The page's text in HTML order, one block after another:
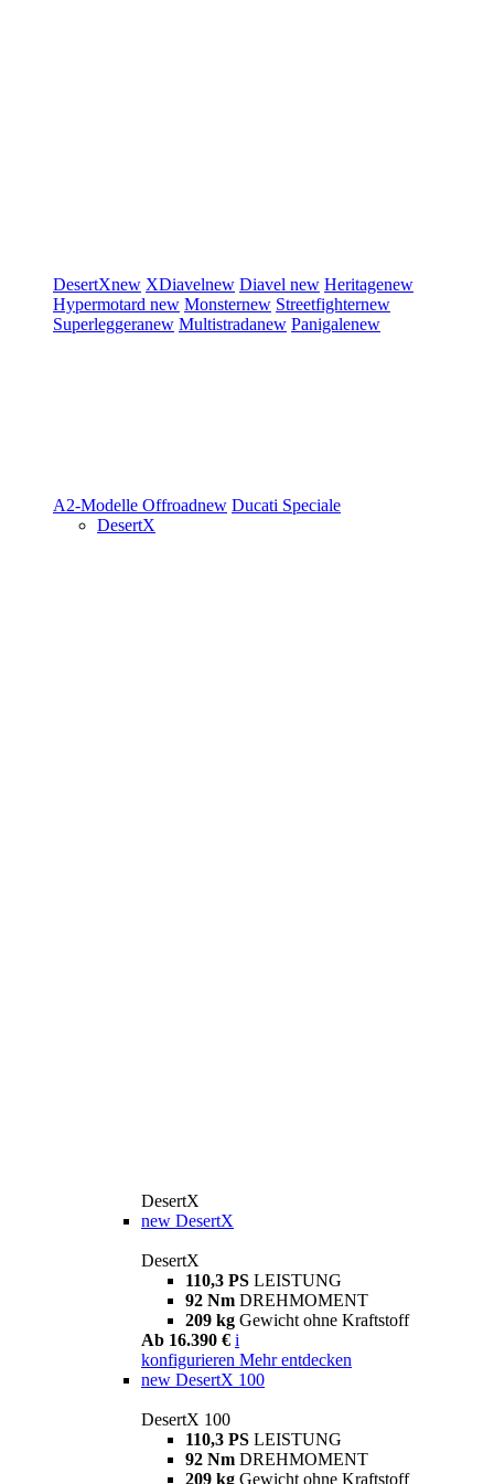
DesertXnew XDiavelnew Diavel new Heritagenew
Hypermotard new Monsternew Streetfighternew
Superleggeranew Multistradanew Panigalenew
A2-Modelle Offroadnew Ducati Speciale
DesertX
DesertX
new DesertX
DesertX
110,3 PS LEISTUNG
92 Nm DREHMOMENT
209 kg Gewicht ohne Kraftstoff
Ab 16.390 € i
konfigurieren Mehr entdecken
new DesertX 100
DesertX 100
110,3 PS LEISTUNG
92 Nm DREHMOMENT
209 kg Gewicht ohne Kraftstoff